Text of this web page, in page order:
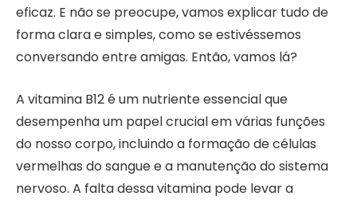
eficaz. E não se preocupe, vamos explicar tudo de
forma clara e simples, como se estivéssemos
conversando entre amigas. Então, vamos lá?
A vitamina B12 é um nutriente essencial que
desempenha um papel crucial em várias funções
do nosso corpo, incluindo a formação de células
vermelhas do sangue e a manutenção do sistema
nervoso. A falta dessa vitamina pode levar a